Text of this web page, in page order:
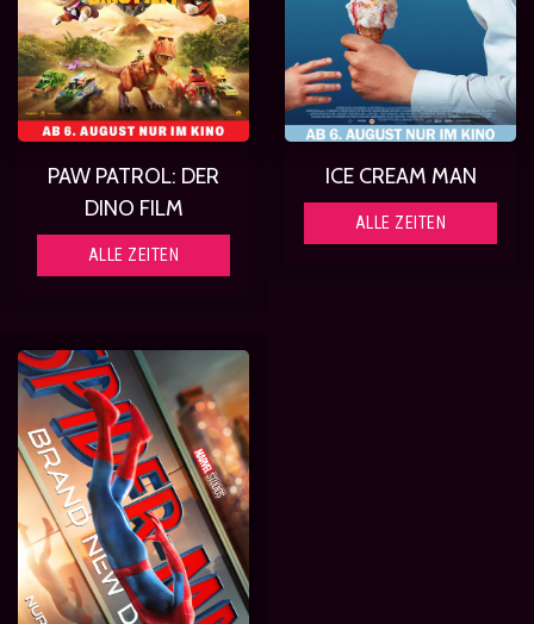
PAW PATROL: DER
DINO FILM
ALLE ZEITEN
ICE CREAM MAN
ALLE ZEITEN